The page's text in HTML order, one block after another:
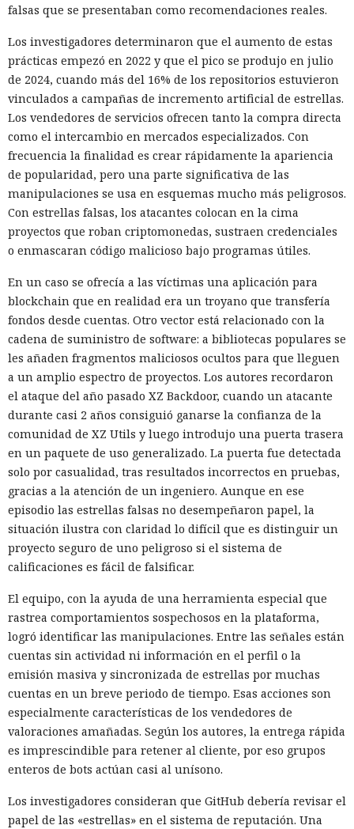
falsas que se presentaban como recomendaciones reales.
Los investigadores determinaron que el aumento de estas
prácticas empezó en 2022 y que el pico se produjo en julio
de 2024, cuando más del 16% de los repositorios estuvieron
vinculados a campañas de incremento artificial de estrellas.
Los vendedores de servicios ofrecen tanto la compra directa
como el intercambio en mercados especializados. Con
frecuencia la finalidad es crear rápidamente la apariencia
de popularidad, pero una parte significativa de las
manipulaciones se usa en esquemas mucho más peligrosos.
Con estrellas falsas, los atacantes colocan en la cima
proyectos que roban criptomonedas, sustraen credenciales
o enmascaran código malicioso bajo programas útiles.
En un caso se ofrecía a las víctimas una aplicación para
blockchain que en realidad era un troyano que transfería
fondos desde cuentas. Otro vector está relacionado con la
cadena de suministro de software: a bibliotecas populares se
les añaden fragmentos maliciosos ocultos para que lleguen
a un amplio espectro de proyectos. Los autores recordaron
el ataque del año pasado XZ Backdoor, cuando un atacante
durante casi 2 años consiguió ganarse la confianza de la
comunidad de XZ Utils y luego introdujo una puerta trasera
en un paquete de uso generalizado. La puerta fue detectada
solo por casualidad, tras resultados incorrectos en pruebas,
gracias a la atención de un ingeniero. Aunque en ese
episodio las estrellas falsas no desempeñaron papel, la
situación ilustra con claridad lo difícil que es distinguir un
proyecto seguro de uno peligroso si el sistema de
calificaciones es fácil de falsificar.
El equipo, con la ayuda de una herramienta especial que
rastrea comportamientos sospechosos en la plataforma,
logró identificar las manipulaciones. Entre las señales están
cuentas sin actividad ni información en el perfil o la
emisión masiva y sincronizada de estrellas por muchas
cuentas en un breve periodo de tiempo. Esas acciones son
especialmente características de los vendedores de
valoraciones amañadas. Según los autores, la entrega rápida
es imprescindible para retener al cliente, por eso grupos
enteros de bots actúan casi al unísono.
Los investigadores consideran que GitHub debería revisar el
papel de las «estrellas» en el sistema de reputación. Una